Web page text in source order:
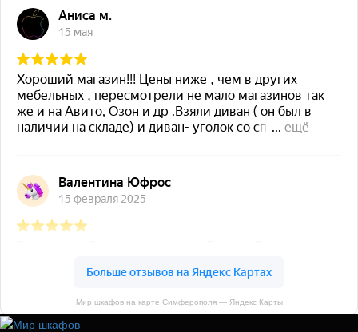
Мир шкафов на карте Симферополя — Яндекс Карты